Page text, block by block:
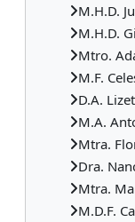
M.H.D.
M.H.D.
Mtro.
M.F.
D.A.
M.A.
Mtra.
Dra.
Mtra.
M.D.F.